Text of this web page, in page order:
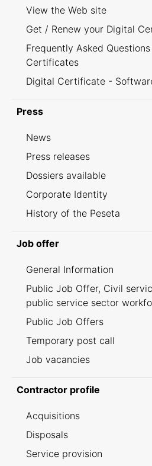
View the Web site
Get / Renew your Digital
Frequently Asked
Certificates
Digital Certificate -
Press
News
Press releases
Dossiers available
Corporate Identity
History of the Peseta
Job offer
General Information
Public Job Offer, Civil
public service sector
Public Job Offers
Temporary post call
Job vacancies
Contractor profile
Acquisitions
Disposals
Service provision